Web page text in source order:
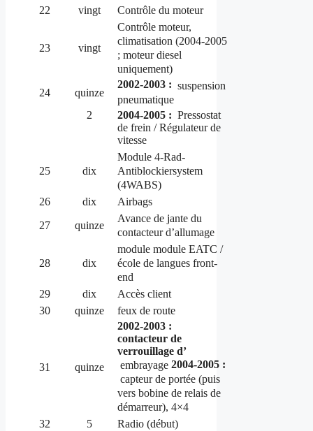
22 vingt Contrôle du moteur
23 vingt
Contrôle moteur,
climatisation (2004-2005
; moteur diesel
uniquement)
24 quinze
2002-2003 : suspension
pneumatique
2
2004-2005 : Pressostat
de frein / Régulateur de
vitesse
25 dix
Module 4-Rad-
Antiblockiersystem
(4WABS)
26
dix
Airbags
27
quinze
Avance de jante du
contacteur d’allumage
28 dix
module module EATC /
école de langues front-
end
29
dix
Accès client
30
quinze feux de route
31 quinze
2002-2003 :
contacteur de
verrouillage d’
embrayage 2004-2005 :
capteur de portée (puis
vers bobine de relais de
démarreur), 4×4
32
5
Radio (début)